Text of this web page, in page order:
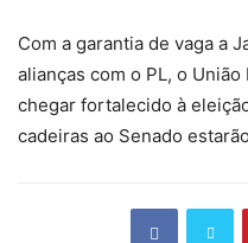
Com a garantia de vaga a
alianças com o PL, o
chegar fortalecido à
cadeiras ao Senado